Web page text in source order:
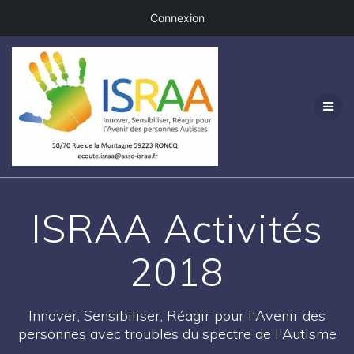
Connexion
Passer
contenu
ISRAA Activités
2018
Innover, Sensibiliser, Réagir pour l'Avenir des
personnes avec troubles du spectre de l'Autisme